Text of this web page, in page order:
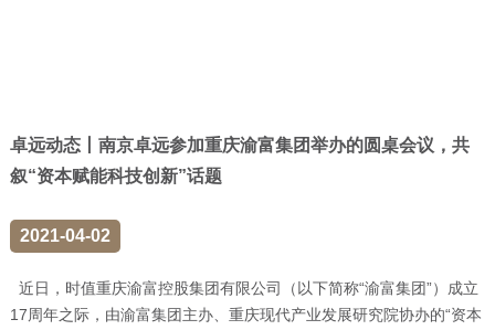
卓远动态丨南京卓远参加重庆渝富集团举办的圆桌会议，共
叙“资本赋能科技创新”话题
2021-04-02
近日，时值重庆渝富控股集团有限公司（以下简称“渝富集团”）成立
17周年之际，由渝富集团主办、重庆现代产业发展研究院协办的“资本